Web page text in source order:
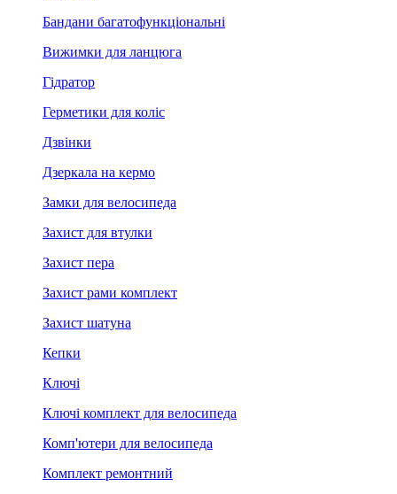
Бандани багатофункціональні
Вижимки для ланцюга
Гідратор
Герметики для коліс
Дзвінки
Дзеркала на кермо
Замки для велосипеда
Захист для втулки
Захист пера
Захист рами комплект
Захист шатуна
Кепки
Ключі
Ключі комплект для велосипеда
Комп'ютери для велосипеда
Комплект ремонтний